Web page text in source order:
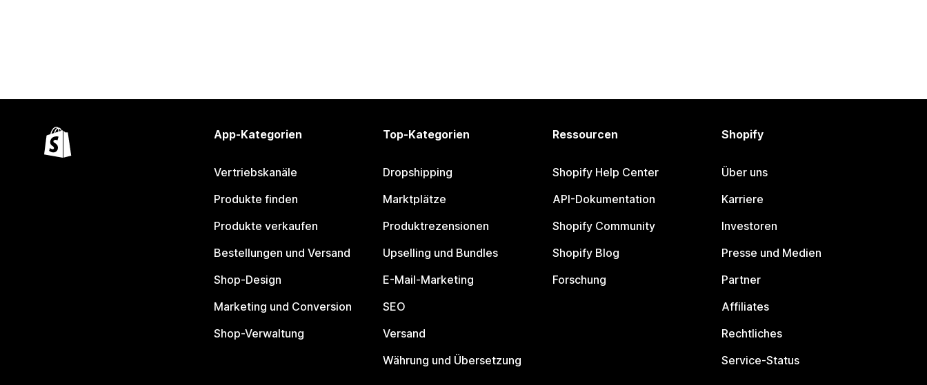
App-Kategorien
Vertriebskanäle
Produkte finden
Produkte verkaufen
Bestellungen und Versand
Shop-Design
Marketing und Conversion
Shop-Verwaltung
Top-Kategorien
Dropshipping
Marktplätze
Produktrezensionen
Upselling und Bundles
E-Mail-Marketing
SEO
Versand
Währung und Übersetzung
Ressourcen
Shopify Help Center
API-Dokumentation
Shopify Community
Shopify Blog
Forschung
Shopify
Über uns
Karriere
Investoren
Presse und Medien
Partner
Affiliates
Rechtliches
Service-Status